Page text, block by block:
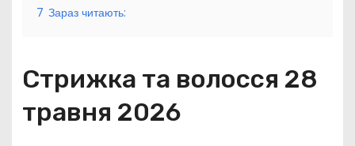
7 Зараз читають:
Стрижка та волосся 28
травня 2026